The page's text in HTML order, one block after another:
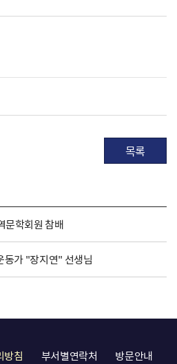
목록
문학회원 참배
동가 "장지연" 선생님
방침 부서별연락처 방문안내